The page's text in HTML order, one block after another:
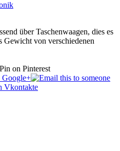
über Taschenwaagen, dies es
Gewicht von verschiedenen